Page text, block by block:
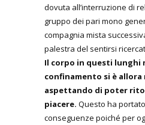
dovuta all’interruzione di
gruppo dei pari mono
compagnia mista
palestra del sentirsi
Il corpo in questi lunghi
confinamento si è
aspettando di poter
piacere. Questo ha
conseguenze poiché per